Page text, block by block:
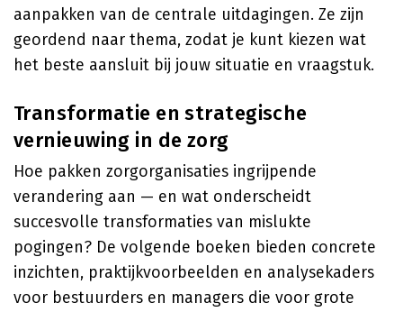
aanpakken van de centrale uitdagingen. Ze zijn
geordend naar thema, zodat je kunt kiezen wat
het beste aansluit bij jouw situatie en vraagstuk.
Transformatie en strategische
vernieuwing in de zorg
Hoe pakken zorgorganisaties ingrijpende
verandering aan — en wat onderscheidt
succesvolle transformaties van mislukte
pogingen? De volgende boeken bieden concrete
inzichten, praktijkvoorbeelden en analysekaders
voor bestuurders en managers die voor grote